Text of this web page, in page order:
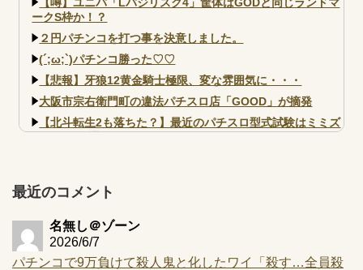
ークS枠か！？
２円パチンコを打つ事を決意しました。
(´;ω;`)パチンコ勝った♡♡
【悲報】牙狼12黄金騎士極限、変な雰囲気に・・・
大阪市宗右衛門町の違法パチスロ店「GOOD」が摘発
【北斗転生2も落ちた？】最近のパチスロ型式試験はミミズ
アズールレーン スロット評価はコイン持ちの悪い疑似ボ天
最近のコメント
名無し＠ゾーン
2026/6/7
パチンコで9万負けて殺人鬼と化したワイ「殺す…全員殺